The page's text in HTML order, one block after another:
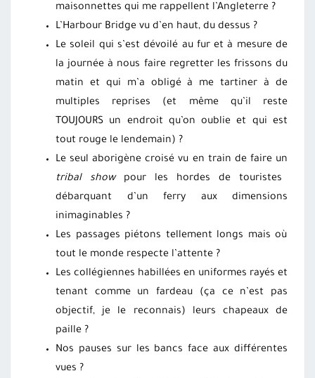
maisonnettes qui me rappellent l’Angleterre ?
L’Harbour Bridge vu d’en haut, du dessus ?
Le soleil qui s’est dévoilé au fur et à mesure de
la journée à nous faire regretter les frissons du
matin et qui m’a obligé à me tartiner à de
multiples reprises (et même qu’il reste
TOUJOURS un endroit qu’on oublie et qui est
tout rouge le lendemain) ?
Le seul aborigène croisé vu en train de faire un
tribal showpour les hordes de touristes
débarquant d’un ferry aux dimensions
inimaginables ?
Les passages piétons tellement longs mais où
tout le monde respecte l’attente ?
Les collégiennes habillées en uniformes rayés et
tenant comme un fardeau (ça ce n’est pas
objectif, je le reconnais) leurs chapeaux de
paille ?
Nos pauses sur les bancs face aux différentes
vues ?